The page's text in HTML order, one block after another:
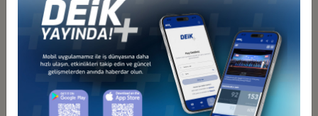
Diğer Duyurular
GÜRCİSTAN YATIRIM PROJELERİ HK.